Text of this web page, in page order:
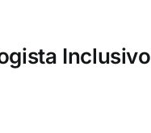
Inclusivo